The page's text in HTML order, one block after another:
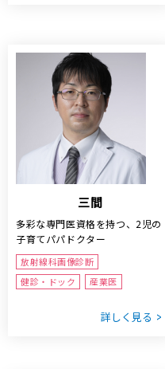
三間
多彩な専門医資格を持つ、2児の
子育てパパドクター
放射線科画像診断
健診・ドック
産業医
詳しく見る